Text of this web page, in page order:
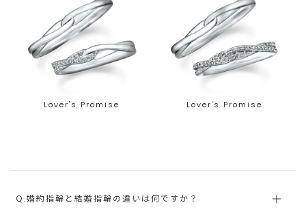
Lover's Promise Lover's Promise
Q.婚約指輪と結婚指輪の違いは何ですか？